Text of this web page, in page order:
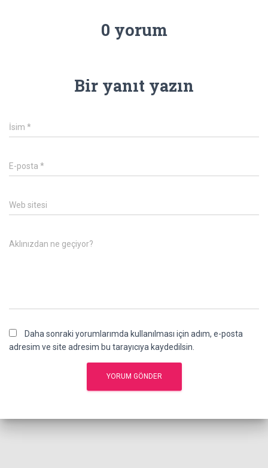
0 yorum
Bir yanıt yazın
İsim *
E-posta *
Web sitesi
Aklınızdan ne geçiyor?
Daha sonraki yorumlarımda kullanılması için adım, e-posta
adresim ve site adresim bu tarayıcıya kaydedilsin.